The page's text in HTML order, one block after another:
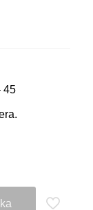
45